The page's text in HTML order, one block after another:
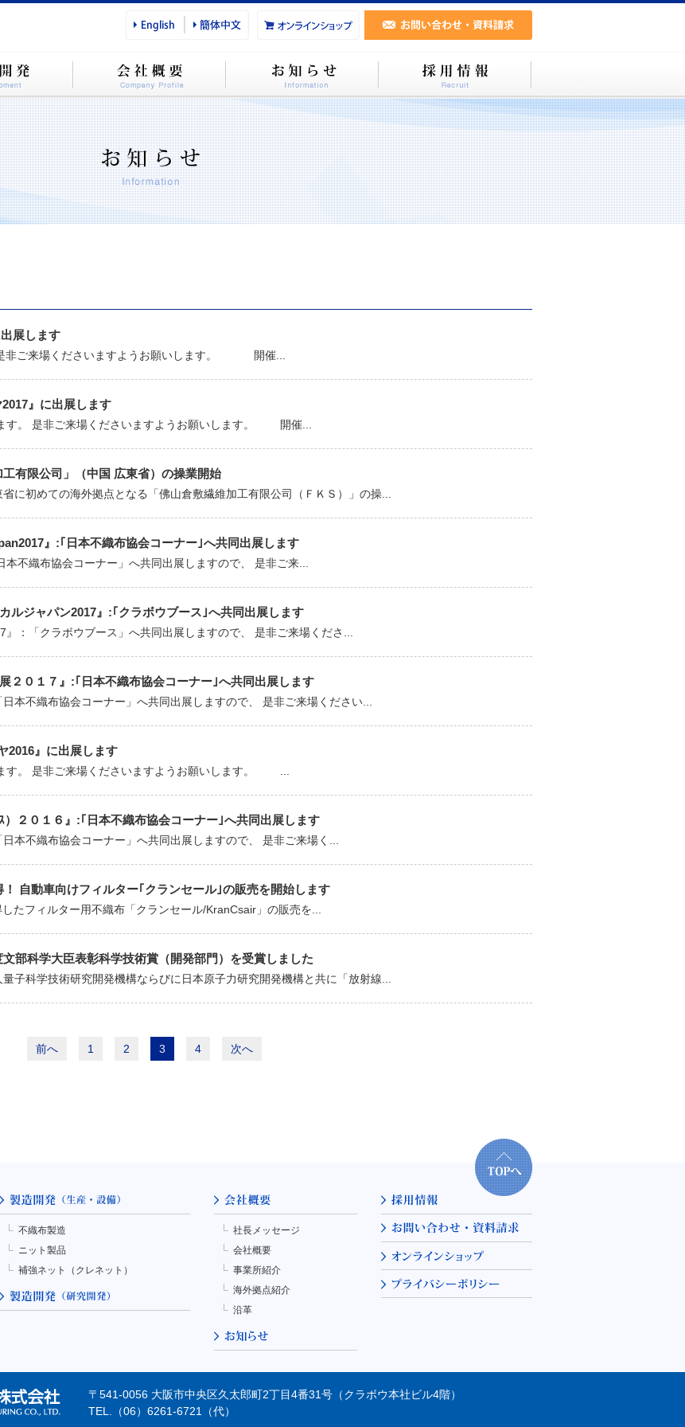
展します
是非ご来場くださいますようお願いします。 開催...
』に出展します
す。 是非ご来場くださいますようお願いします。 開催...
有限公司」（中国 広東省）の操業開始
に初めての海外拠点となる「佛山倉敷繊維加工有限公司（ＦＫＳ）」の操...
』:｢日本不織布協会コーナー｣へ共同出展します
不織布協会コーナー」へ共同出展しますので、 是非ご来...
ルジャパン2017』:｢クラボウブース｣へ共同出展します
』：「クラボウブース」へ共同出展しますので、 是非ご来場くださ...
２０１７』:｢日本不織布協会コーナー｣へ共同出展します
本不織布協会コーナー」へ共同出展しますので、 是非ご来場ください...
2016』に出展します
す。 是非ご来場くださいますようお願いします。 ...
）２０１６』:｢日本不織布協会コーナー｣へ共同出展します
日本不織布協会コーナー」へ共同出展しますので、 是非ご来場く...
自動車向けフィルター｢クランセール｣の販売を開始します
たフィルター用不織布「クランセール/KranCsair」の販売を...
部科学大臣表彰科学技術賞（開発部門）を受賞しました
子科学技術研究開発機構ならびに日本原子力研究開発機構と共に「放射線...
前へ 1 2 3 4 次へ
不織布製造
ニット製品
補強ネット（クレネット）
社長メッセージ
会社概要
事業所紹介
海外拠点紹介
沿革
〒541-0056 大阪市中央区久太郎町2丁目4番31号（クラボウ本社ビル4階）
TEL.（06）6261-6721（代）